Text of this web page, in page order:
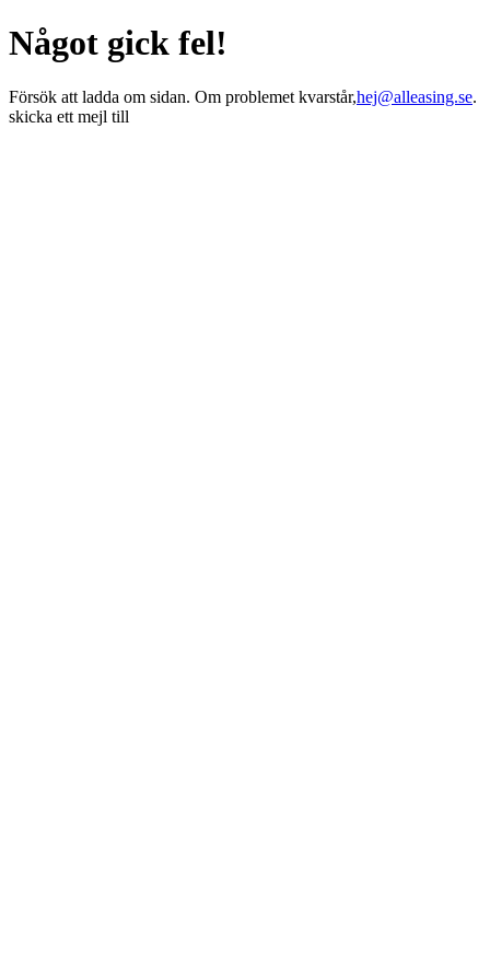
Något gick fel!
Försök att ladda om sidan. Om problemet kvarstår,hej@alleasing.se.
skicka ett mejl till